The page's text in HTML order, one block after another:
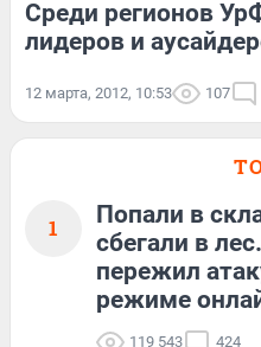
Среди регионов
лидеров и
12 марта, 2012, 10:53 107
1
Попали в
сбегали в
пережил
режиме
119 543 424